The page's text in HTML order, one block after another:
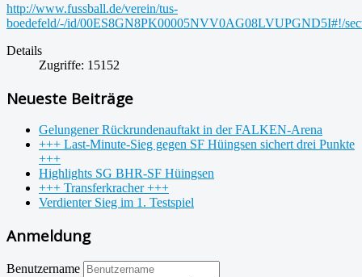
http://www.fussball.de/verein/tus-
boedefeld/-/id/00ES8GN8PK00005NVV0AG08LVUPGND5I#!/
Details
Zugriffe: 15152
Neueste Beiträge
Gelungener Rückrundenauftakt in der FALKEN-Arena
+++ Last-Minute-Sieg gegen SF Hüingsen sichert drei Punkte
+++
Highlights SG BHR-SF Hüingsen
+++ Transferkracher +++
Verdienter Sieg im 1. Testspiel
Anmeldung
Benutzername